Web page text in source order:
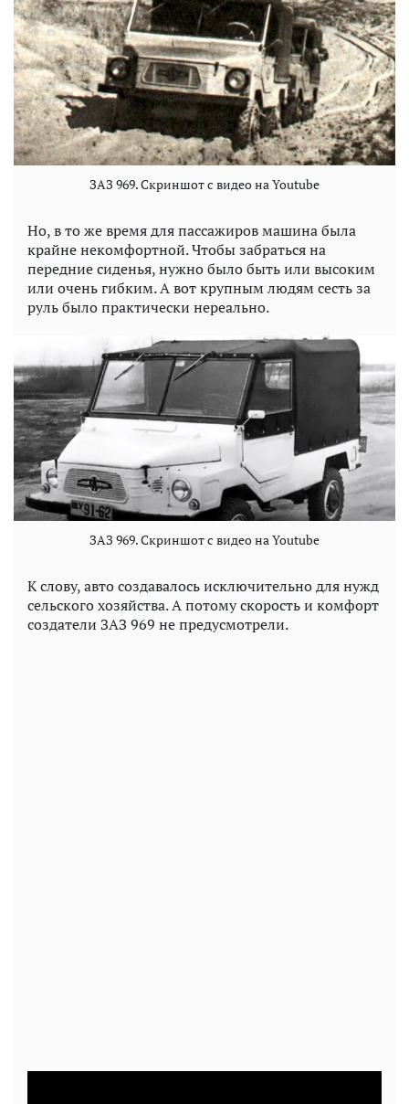
ЗАЗ 969. Скриншот с видео на Youtube
Но, в то же время для пассажиров машина была
крайне некомфортной. Чтобы забраться на
передние сиденья, нужно было быть или высоким
или очень гибким. А вот крупным людям сесть за
руль было практически нереально.
ЗАЗ 969. Скриншот с видео на Youtube
К слову, авто создавалось исключительно для нужд
сельского хозяйства. А потому скорость и комфорт
создатели ЗАЗ 969 не предусмотрели.